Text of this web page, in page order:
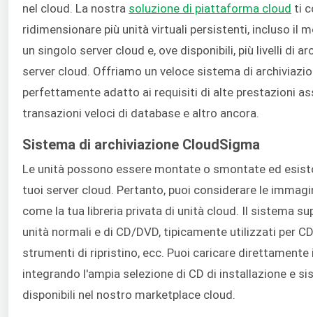
nel cloud. La nostra soluzione di piattaforma cloud ti
ridimensionare più unità virtuali persistenti, incluso il
un singolo server cloud e, ove disponibili, più livelli di
server cloud. Offriamo un veloce sistema di
perfettamente adatto ai requisiti di alte prestazioni
transazioni veloci di database e altro ancora.
Sistema di archiviazione CloudSigma
Le unità possono essere montate o smontate ed
tuoi server cloud. Pertanto, puoi considerare le
come la tua libreria privata di unità cloud. Il sistema
unità normali e di CD/DVD, tipicamente utilizzati per
strumenti di ripristino, ecc. Puoi caricare direttamente
integrando l'ampia selezione di CD di installazione e
disponibili nel nostro marketplace cloud.